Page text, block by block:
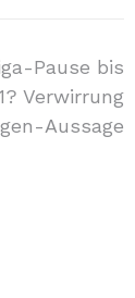
Pause bis
Verwirrung
Aussage